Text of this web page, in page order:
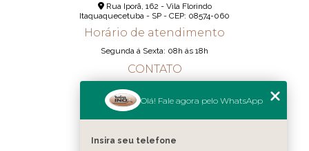
Rua Iporã, 162 - Vila Florindo
Itaquaquecetuba - SP - CEP: 08574-060
Horário de atendimento
Segunda á Sexta: 08h ás 18h
CONTATO
(11) 98189-1344
MENU
Olá! Fale agora pelo WhatsApp
Insira seu telefone